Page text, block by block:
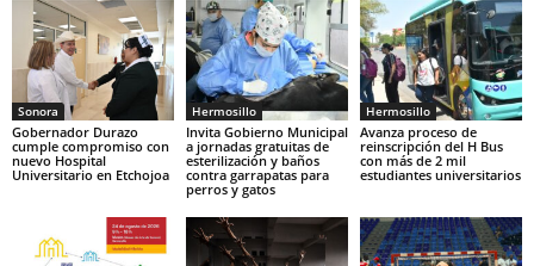
Sonora
Gobernador Durazo
cumple compromiso con
nuevo Hospital
Universitario en Etchojoa
Hermosillo
Invita Gobierno Municipal
a jornadas gratuitas de
esterilización y baños
contra garrapatas para
perros y gatos
Hermosillo
Avanza proceso de
reinscripción del H Bus
con más de 2 mil
estudiantes universitarios